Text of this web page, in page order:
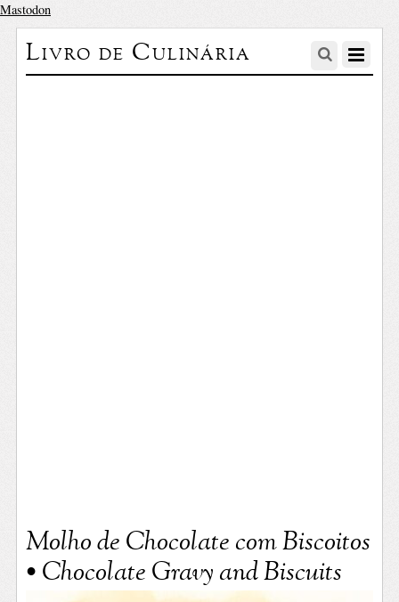
Mastodon
Livro de Culinária
Molho de Chocolate com Biscoitos
• Chocolate Gravy and Biscuits